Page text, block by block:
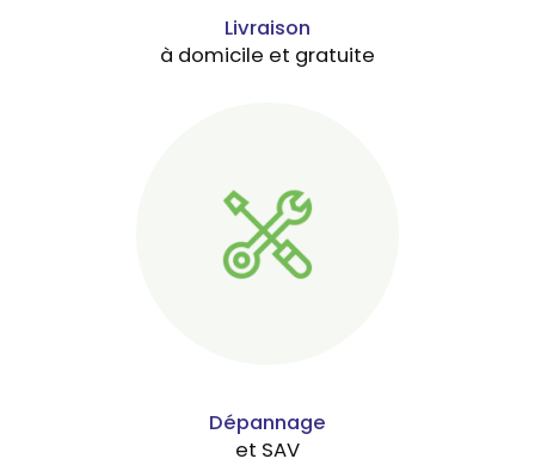
Livraison
à domicile et gratuite
Dépannage
et SAV